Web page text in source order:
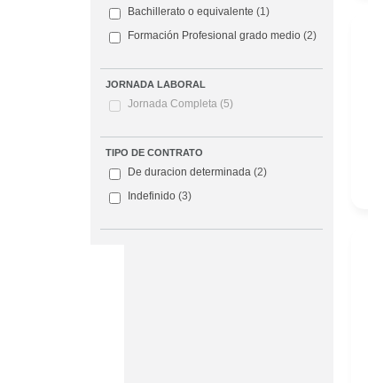
Bachillerato o equivalente (1)
Formación Profesional grado medio (2)
JORNADA LABORAL
Jornada Completa (5)
TIPO DE CONTRATO
De duracion determinada (2)
Indefinido (3)